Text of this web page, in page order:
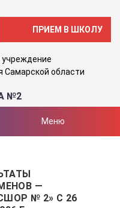
ПРИЕМ В ШКОЛУ
учреждение
Самарской области
№2
Меню
—
№ 2» С 26